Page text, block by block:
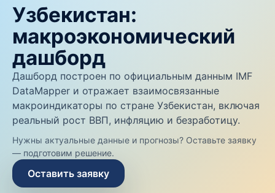
Узбекистан:
макроэкономический
дашборд
Дашборд построен по официальным данным IMF
DataMapper и отражает взаимосвязанные
макроиндикаторы по стране Узбекистан, включая
реальный рост ВВП, инфляцию и безработицу.
Нужны актуальные данные и прогнозы? Оставьте заявку
— подготовим решение.
Оставить заявку